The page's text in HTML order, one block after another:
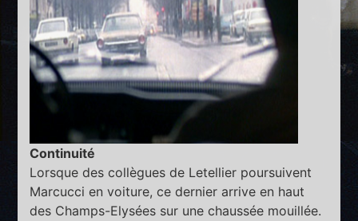
Continuité
Lorsque des collègues de Letellier poursuivent
Marcucci en voiture, ce dernier arrive en haut
des Champs-Elysées sur une chaussée mouillée.